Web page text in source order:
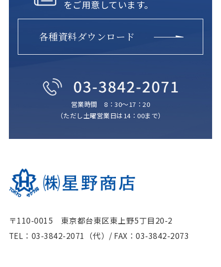
をご用意しています。
各種資料ダウンロード
営業時間 8：30～17：20
（ただし土曜営業日は14：00まで）
〒110-0015 東京都台東区東上野5丁目20-2
TEL：03-3842-2071（代） / FAX：03-3842-2073